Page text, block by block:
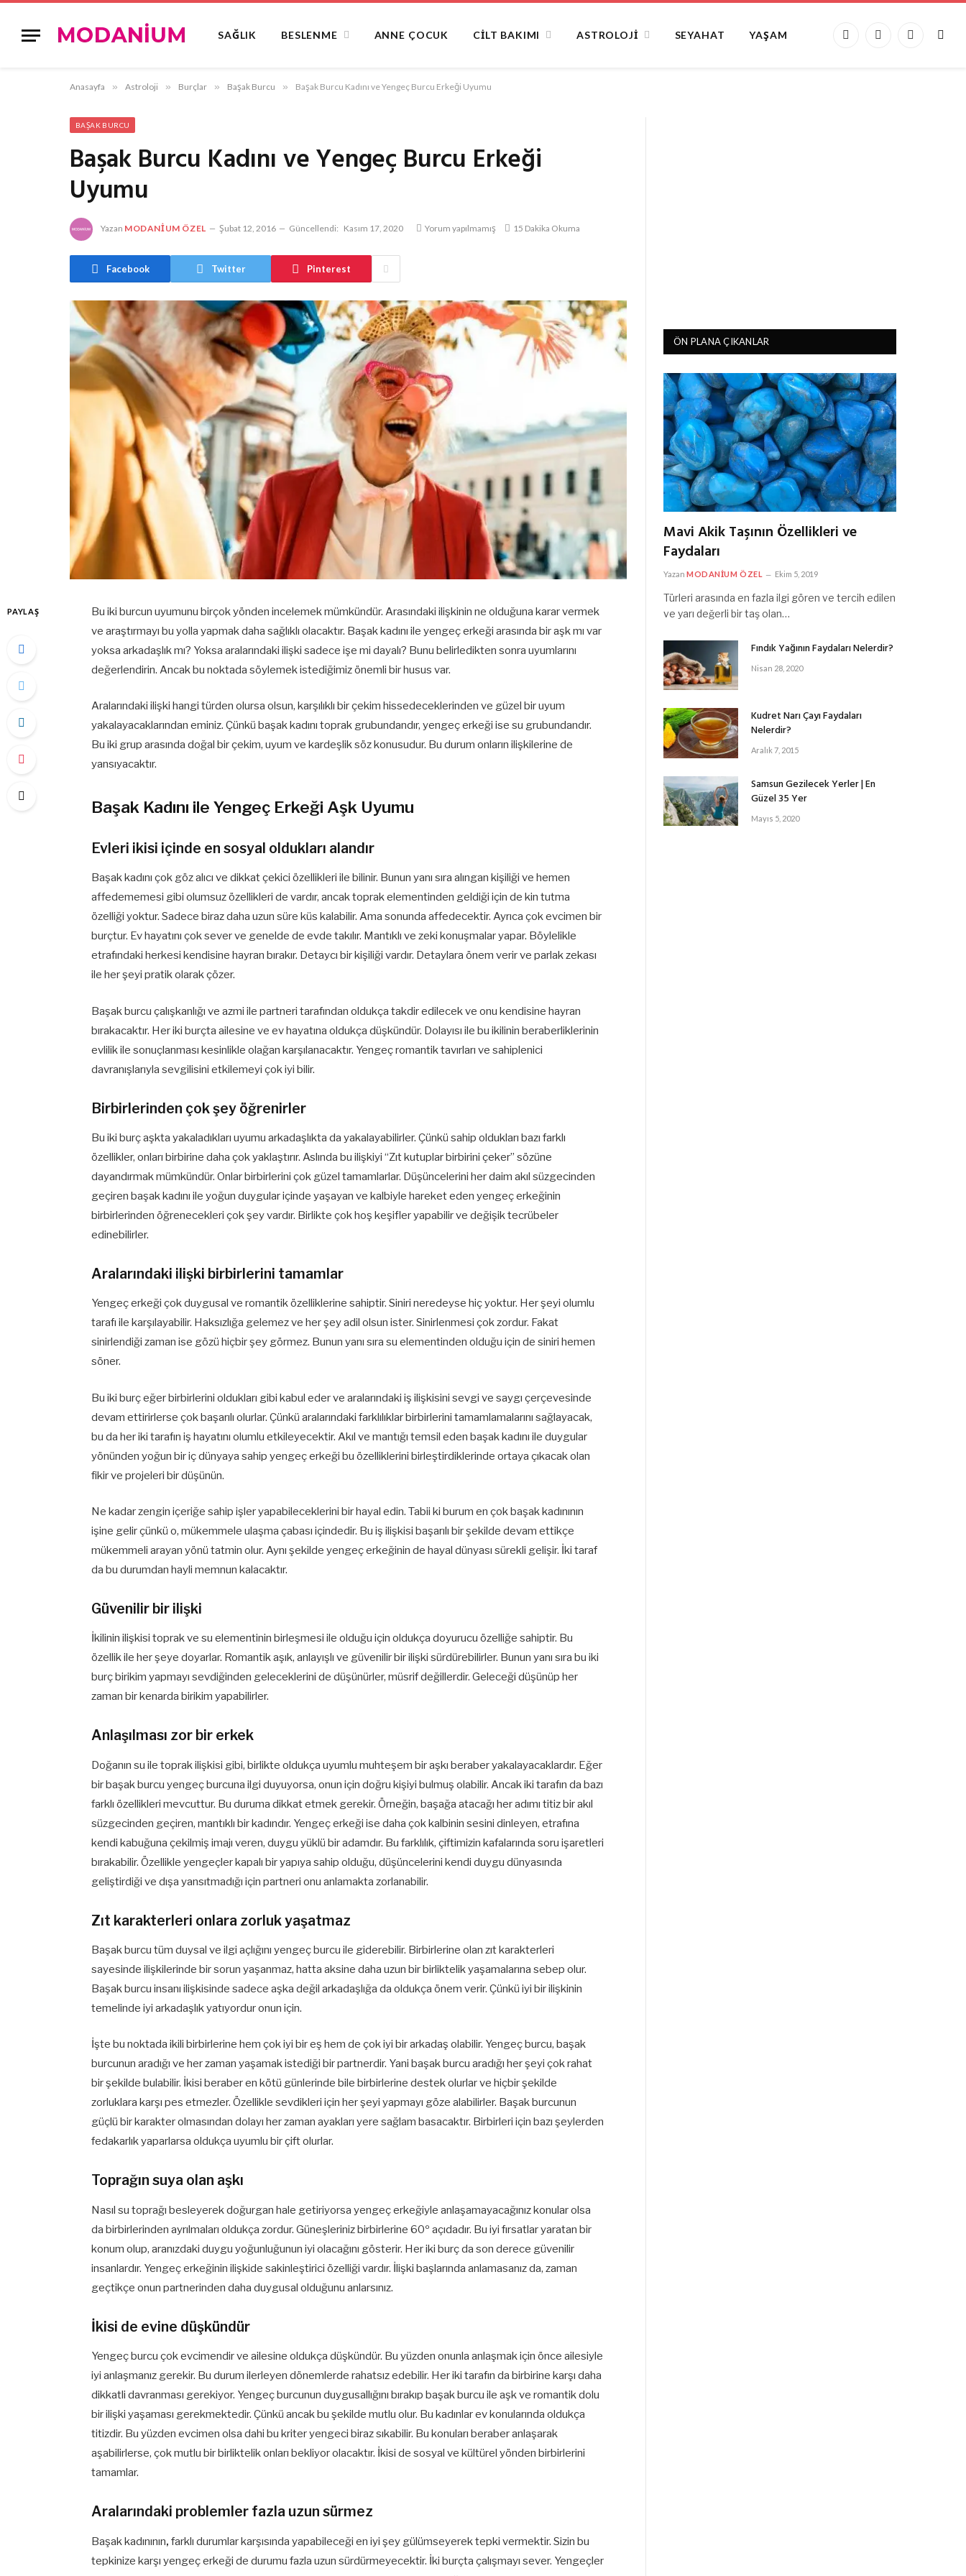
SAĞLIK BESLENME ANNE ÇOCUK CILT BAKIMI ASTROLOJI SEYAHAT YAŞAM
Facebook
X
Instagram
Anasayfa » Astroloji » Burçlar » Başak Burcu » Başak Burcu Kadını ve Yengeç Burcu Erkeği Uyumu
BAŞAK BURCU
Başak Burcu Kadını ve Yengeç Burcu Erkeği
Uyumu
Yazan MODANIUM ÖZEL Şubat 12, 2016 Güncellendi: Kasım 17, 2020 Yorum yapılmamış 15 Dakika Okuma
Facebook Twitter Pinterest
PAYLAŞ
Bu iki burcun uyumunu birçok yönden incelemek mümkündür. Arasındaki ilişkinin ne olduğuna karar vermek
ve araştırmayı bu yolla yapmak daha sağlıklı olacaktır. Başak kadını ile yengeç erkeği arasında bir aşk mı var
yoksa arkadaşlık mı? Yoksa aralarındaki ilişki sadece işe mi dayalı? Bunu belirledikten sonra uyumlarını
değerlendirin. Ancak bu noktada söylemek istediğimiz önemli bir husus var.
Aralarındaki ilişki hangi türden olursa olsun, karşılıklı bir çekim hissedeceklerinden ve güzel bir uyum
yakalayacaklarından eminiz. Çünkü başak kadını toprak grubundandır, yengeç erkeği ise su grubundandır.
Bu iki grup arasında doğal bir çekim, uyum ve kardeşlik söz konusudur. Bu durum onların ilişkilerine de
yansıyacaktır.
Başak Kadını ile Yengeç Erkeği Aşk Uyumu
Evleri ikisi içinde en sosyal oldukları alandır
Başak kadını çok göz alıcı ve dikkat çekici özellikleri ile bilinir. Bunun yanı sıra alıngan kişiliği ve hemen
affedememesi gibi olumsuz özellikleri de vardır, ancak toprak elementinden geldiği için de kin tutma
özelliği yoktur. Sadece biraz daha uzun süre küs kalabilir. Ama sonunda affedecektir. Ayrıca çok evcimen bir
burçtur. Ev hayatını çok sever ve genelde de evde takılır. Mantıklı ve zeki konuşmalar yapar. Böylelikle
etrafındaki herkesi kendisine hayran bırakır. Detaycı bir kişiliği vardır. Detaylara önem verir ve parlak zekası
ile her şeyi pratik olarak çözer.
Başak burcu çalışkanlığı ve azmi ile partneri tarafından oldukça takdir edilecek ve onu kendisine hayran
bırakacaktır. Her iki burçta ailesine ve ev hayatına oldukça düşkündür. Dolayısı ile bu ikilinin beraberliklerinin
evlilik ile sonuçlanması kesinlikle olağan karşılanacaktır. Yengeç romantik tavırları ve sahiplenici
davranışlarıyla sevgilisini etkilemeyi çok iyi bilir.
Birbirlerinden çok şey öğrenirler
Bu iki burç aşkta yakaladıkları uyumu arkadaşlıkta da yakalayabilirler. Çünkü sahip oldukları bazı farklı
özellikler, onları birbirine daha çok yaklaştırır. Aslında bu ilişkiyi “Zıt kutuplar birbirini çeker” sözüne
dayandırmak mümkündür. Onlar birbirlerini çok güzel tamamlarlar. Düşüncelerini her daim akıl süzgecinden
geçiren başak kadını ile yoğun duygular içinde yaşayan ve kalbiyle hareket eden yengeç erkeğinin
birbirlerinden öğrenecekleri çok şey vardır. Birlikte çok hoş keşifler yapabilir ve değişik tecrübeler
edinebilirler.
Aralarındaki ilişki birbirlerini tamamlar
Yengeç erkeği çok duygusal ve romantik özelliklerine sahiptir. Siniri neredeyse hiç yoktur. Her şeyi olumlu
tarafı ile karşılayabilir. Haksızlığa gelemez ve her şey adil olsun ister. Sinirlenmesi çok zordur. Fakat
sinirlendiği zaman ise gözü hiçbir şey görmez. Bunun yanı sıra su elementinden olduğu için de siniri hemen
söner.
Bu iki burç eğer birbirlerini oldukları gibi kabul eder ve aralarındaki iş ilişkisini sevgi ve saygı çerçevesinde
devam ettirirlerse çok başarılı olurlar. Çünkü aralarındaki farklılıklar birbirlerini tamamlamalarını sağlayacak,
bu da her iki tarafın iş hayatını olumlu etkileyecektir. Akıl ve mantığı temsil eden başak kadını ile duygular
yönünden yoğun bir iç dünyaya sahip yengeç erkeği bu özelliklerini birleştirdiklerinde ortaya çıkacak olan
fikir ve projeleri bir düşünün.
Ne kadar zengin içeriğe sahip işler yapabileceklerini bir hayal edin. Tabii ki burum en çok başak kadınının
işine gelir çünkü o, mükemmele ulaşma çabası içindedir. Bu iş ilişkisi başarılı bir şekilde devam ettikçe
mükemmeli arayan yönü tatmin olur. Aynı şekilde yengeç erkeğinin de hayal dünyası sürekli gelişir. İki taraf
da bu durumdan hayli memnun kalacaktır.
Güvenilir bir ilişki
İkilinin ilişkisi toprak ve su elementinin birleşmesi ile olduğu için oldukça doyurucu özelliğe sahiptir. Bu
özellik ile her şeye doyarlar. Romantik aşık, anlayışlı ve güvenilir bir ilişki sürdürebilirler. Bunun yanı sıra bu iki
burç birikim yapmayı sevdiğinden geleceklerini de düşünürler, müsrif değillerdir. Geleceği düşünüp her
zaman bir kenarda birikim yapabilirler.
Anlaşılması zor bir erkek
Doğanın su ile toprak ilişkisi gibi, birlikte oldukça uyumlu muhteşem bir aşkı beraber yakalayacaklardır. Eğer
bir başak burcu yengeç burcuna ilgi duyuyorsa, onun için doğru kişiyi bulmuş olabilir. Ancak iki tarafın da bazı
farklı özellikleri mevcuttur. Bu duruma dikkat etmek gerekir. Örneğin, başağa atacağı her adımı titiz bir akıl
süzgecinden geçiren, mantıklı bir kadındır. Yengeç erkeği ise daha çok kalbinin sesini dinleyen, etrafına
kendi kabuğuna çekilmiş imajı veren, duygu yüklü bir adamdır. Bu farklılık, çiftimizin kafalarında soru işaretleri
bırakabilir. Özellikle yengeçler kapalı bir yapıya sahip olduğu, düşüncelerini kendi duygu dünyasında
geliştirdiği ve dışa yansıtmadığı için partneri onu anlamakta zorlanabilir.
Zıt karakterleri onlara zorluk yaşatmaz
Başak burcu tüm duysal ve ilgi açlığını yengeç burcu ile giderebilir. Birbirlerine olan zıt karakterleri
sayesinde ilişkilerinde bir sorun yaşanmaz, hatta aksine daha uzun bir birliktelik yaşamalarına sebep olur.
Başak burcu insanı ilişkisinde sadece aşka değil arkadaşlığa da oldukça önem verir. Çünkü iyi bir ilişkinin
temelinde iyi arkadaşlık yatıyordur onun için.
İşte bu noktada ikili birbirlerine hem çok iyi bir eş hem de çok iyi bir arkadaş olabilir. Yengeç burcu, başak
burcunun aradığı ve her zaman yaşamak istediği bir partnerdir. Yani başak burcu aradığı her şeyi çok rahat
bir şekilde bulabilir. İkisi beraber en kötü günlerinde bile birbirlerine destek olurlar ve hiçbir şekilde
zorluklara karşı pes etmezler. Özellikle sevdikleri için her şeyi yapmayı göze alabilirler. Başak burcunun
güçlü bir karakter olmasından dolayı her zaman ayakları yere sağlam basacaktır. Birbirleri için bazı şeylerden
fedakarlık yaparlarsa oldukça uyumlu bir çift olurlar.
Toprağın suya olan aşkı
Nasıl su toprağı besleyerek doğurgan hale getiriyorsa yengeç erkeğiyle anlaşamayacağınız konular olsa
da birbirlerinden ayrılmaları oldukça zordur. Güneşleriniz birbirlerine 60º açıdadır. Bu iyi fırsatlar yaratan bir
konum olup, aranızdaki duygu yoğunluğunun iyi olacağını gösterir. Her iki burç da son derece güvenilir
insanlardır. Yengeç erkeğinin ilişkide sakinleştirici özelliği vardır. İlişki başlarında anlamasanız da, zaman
geçtikçe onun partnerinden daha duygusal olduğunu anlarsınız.
İkisi de evine düşkündür
Yengeç burcu çok evcimendir ve ailesine oldukça düşkündür. Bu yüzden onunla anlaşmak için önce ailesiyle
iyi anlaşmanız gerekir. Bu durum ilerleyen dönemlerde rahatsız edebilir. Her iki tarafın da birbirine karşı daha
dikkatli davranması gerekiyor. Yengeç burcunun duygusallığını bırakıp başak burcu ile aşk ve romantik dolu
bir ilişki yaşaması gerekmektedir. Çünkü ancak bu şekilde mutlu olur. Bu kadınlar ev konularında oldukça
titizdir. Bu yüzden evcimen olsa dahi bu kriter yengeci biraz sıkabilir. Bu konuları beraber anlaşarak
aşabilirlerse, çok mutlu bir birliktelik onları bekliyor olacaktır. İkisi de sosyal ve kültürel yönden birbirlerini
tamamlar.
Aralarındaki problemler fazla uzun sürmez
Başak kadınının, farklı durumlar karşısında yapabileceği en iyi şey gülümseyerek tepki vermektir. Sizin bu
tepkinize karşı yengeç erkeği de durumu fazla uzun sürdürmeyecektir. İki burçta çalışmayı sever. Yengeçler
ÖN PLANA ÇIKANLAR
Mavi Akik Taşının Özellikleri ve
Faydaları
Yazan MODANIUM ÖZEL Ekim 5, 2019
Türleri arasında en fazla ilgi gören ve tercih edilen
ve yarı değerli bir taş olan…
Fındık Yağının Faydaları Nelerdir?
Nisan 28, 2020
Kudret Narı Çayı Faydaları
Nelerdir?
Aralık 7, 2015
Samsun Gezilecek Yerler | En
Güzel 35 Yer
Mayıs 5, 2020